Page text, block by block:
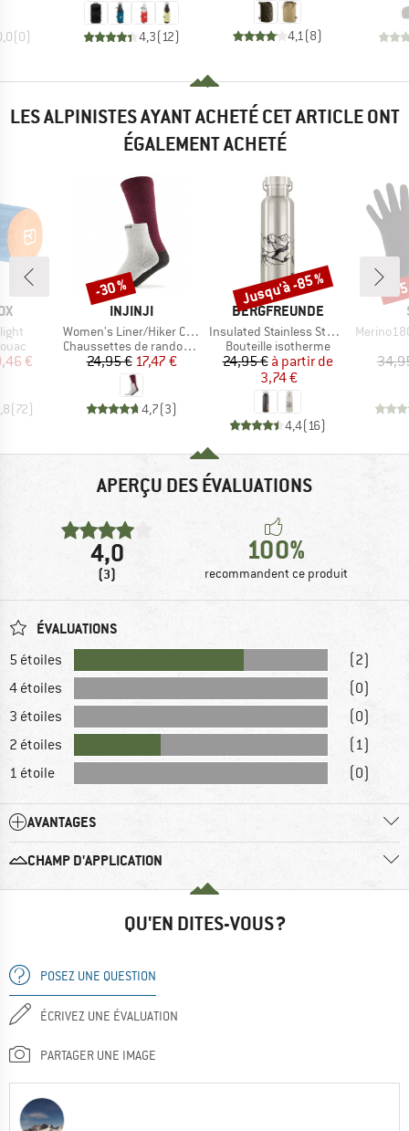
(0) 4,3( 12) 4,1(8)
LES ALPINISTES AYANT ACHETÉ CET ARTICLE ONT
ÉGALEMENT ACHETÉ
réduit
€
(72)
MARQUE
INJINJI
Article
Women's Liner/Hiker Crew Coolmax/Nuwool
Product group
Chaussettes de randonnée
Prix
24,95 €Prix réduit
17,47 €
4,7(3)
Remise
-30 %
MARQUE
BERGFREUNDE
Article
Insulated Stainless Steel Bottle 500ml
Product group
Bouteille isotherme
Prix
24,95 € Prix réduit
à partir de
3,74 €
4,4(16)
Remise
Jusqu'à -85 %
Article
Merino180
-
APERÇU DES ÉVALUATIONS
4,0
(3)
100%
recommandent ce produit
ÉVALUATIONS
5 étoiles
(2)
4 étoiles
(0)
3 étoiles
(0)
2 étoiles
(1)
1 étoile
(0)
AVANTAGES
CHAMP D'APPLICATION
QU'EN DITES-VOUS ?
POSEZ UNE QUESTION
ÉCRIVEZ UNE ÉVALUATION
PARTAGER UNE IMAGE